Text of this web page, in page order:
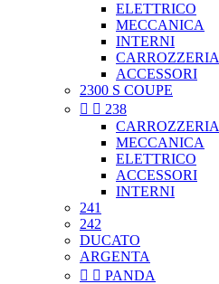
ELETTRICO
MECCANICA
INTERNI
CARROZZERIA
ACCESSORI
2300 S COUPE
  238
CARROZZERIA
MECCANICA
ELETTRICO
ACCESSORI
INTERNI
241
242
DUCATO
ARGENTA
  PANDA